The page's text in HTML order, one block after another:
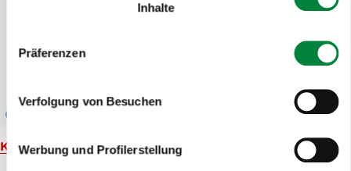
Inhalte
Präferenzen
Verfolgung von Besuchen
Werbung und Profilerstellung
Karte